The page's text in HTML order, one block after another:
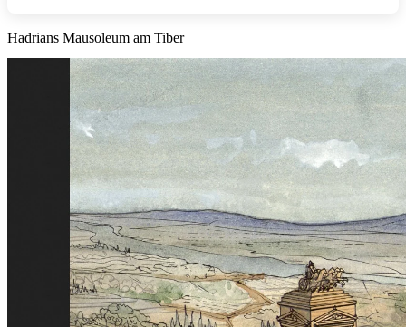
Hadrians Mausoleum am Tiber